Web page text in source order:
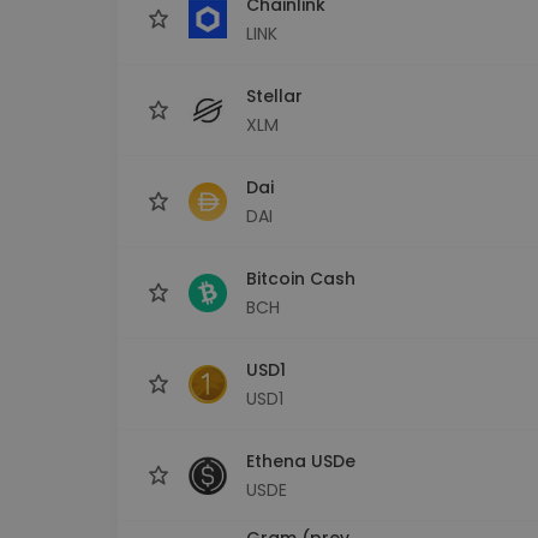
LINK
Stellar
XLM
Dai
DAI
Bitcoin Cash
BCH
USD1
USD1
Ethena USDe
USDE